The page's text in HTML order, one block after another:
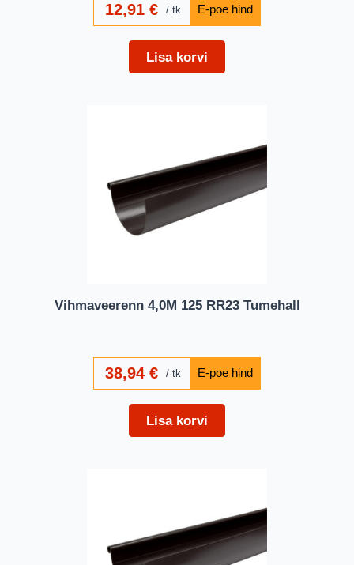
12,91 € tk
Lisa korvi
Vihmaveerenn 4,0M 125 RR23 Tumehall
38,94 € tk
Lisa korvi